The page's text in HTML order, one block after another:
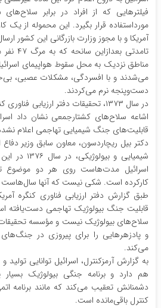
فیلترهایی که از افراد در برابر
مورداستفاده قرار بگیرد. این محموله از یک
آمریکا و با مجوز وزارت بازرگانی این کشور
مناطق نزدیک به محل سقوط هواپیمای
می‌شدند و با افسردگی، مشکلات عصبی،
دست‌وپنجه نرم می‌کردند.
در سال ۱۳۷۳، تحقیقات دفتر ارزیابی
اشاعه سلاح‌های کشتارجمعی نشان داد
قابلیت‌های جنگ شیمیایی تهاجمی اعلام
دکتر بیل ریچاردسون، معاون سابق وزیر
شیمیایی و
اسرائیل مدت‌هاست روی هر دو موضوع
کارکرده است. شکی نیست که آنها سال‌هاست
قابلیت جنگ بیولوژیک تهاجمی دست‌یافته
سلاح‌های بیولوژیک نیست و مؤسسه تحقیقات
و پادزهرهایی را برای پیروزی در
می‌کند.
به گزارش آرمزکنترل، اسرائیل توانایی تولید
هم دارد و برنامه جنگی بیولوژیک بسیار
دشمنانش تعقیب می‌کند که مانند برنامه
کنترل باقی‌مانده است.